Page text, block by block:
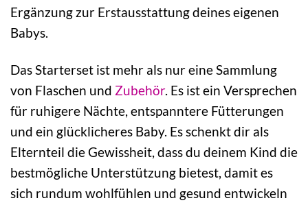
Ergänzung zur Erstausstattung deines eigenen
Babys.
Das Starterset ist mehr als nur eine Sammlung
von Flaschen und Zubehör. Es ist ein Versprechen
für ruhigere Nächte, entspanntere Fütterungen
und ein glücklicheres Baby. Es schenkt dir als
Elternteil die Gewissheit, dass du deinem Kind die
bestmögliche Unterstützung bietest, damit es
sich rundum wohlfühlen und gesund entwickeln